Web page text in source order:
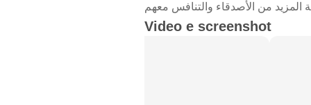
lezione contiene uno o più video
المزيد من الأصدقاء والتنافس معهم
Video e screenshot